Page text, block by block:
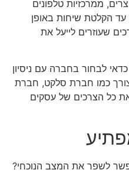
ממרכזיות טלפונים
עד הקלטת שיחות באופן
שעוזרים לייעל את
לבחור בחברה עם ניסיון
צורך כמו חברת סלקט, חברת
מכירה את כל הצרכים של עסקים
לשפר את המצב הנוכחי?